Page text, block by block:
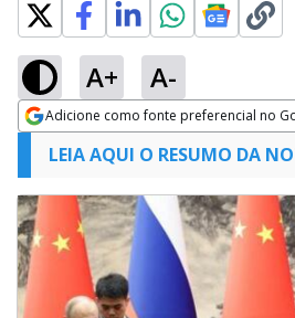
A+ A-
Adicione como fonte preferencial no
Opens in new window
LEIA AQUI O RESUMO DA